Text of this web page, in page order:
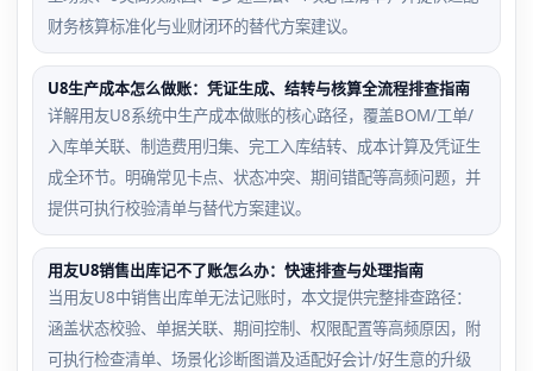
财务核算标准化与业财闭环的替代方案建议。
U8生产成本怎么做账：凭证生成、结转与核算全流程排查指南
详解用友U8系统中生产成本做账的核心路径，覆盖BOM/工单/
入库单关联、制造费用归集、完工入库结转、成本计算及凭证生
成全环节。明确常见卡点、状态冲突、期间错配等高频问题，并
提供可执行校验清单与替代方案建议。
用友U8销售出库记不了账怎么办：快速排查与处理指南
当用友U8中销售出库单无法记账时，本文提供完整排查路径：
涵盖状态校验、单据关联、期间控制、权限配置等高频原因，附
可执行检查清单、场景化诊断图谱及适配好会计/好生意的升级